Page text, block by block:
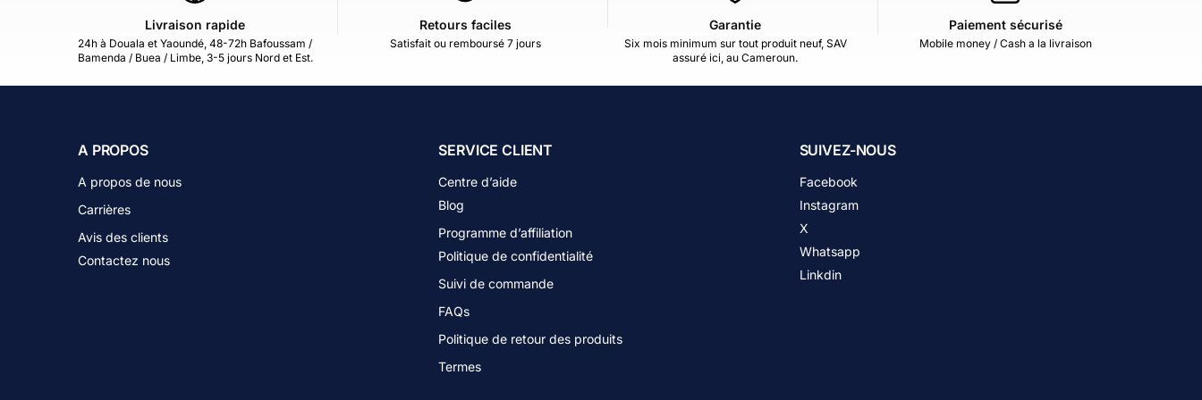
Livraison rapide
24h à Douala et Yaoundé, 48-72h Bafoussam /
Bamenda / Buea / Limbe, 3-5 jours Nord et Est.
Retours faciles
Satisfait ou remboursé 7 jours
Garantie
Six mois minimum sur tout produit neuf, SAV
assuré ici, au Cameroun.
Paiement sécurisé
Mobile money / Cash a la livraison
A PROPOS
A propos de nous
Carrières
Avis des clients
Contactez nous
SERVICE CLIENT
Centre d’aide
Blog
Programme d’affiliation
Politique de confidentialité
Suivi de commande
FAQs
Politique de retour des produits
Termes
SUIVEZ-NOUS
Facebook
Instagram
X
Whatsapp
Linkdin